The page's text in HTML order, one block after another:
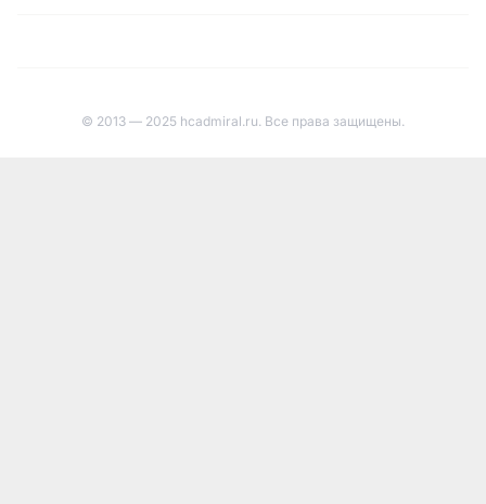
© 2013 — 2025 hcadmiral.ru. Все права защищены.